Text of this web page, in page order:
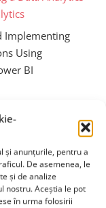
și anunțurile, pentru a
De asemenea, le
și de analize
nostru. Aceștia le pot
în urma folosirii
Implementing
Using
BI
moment.